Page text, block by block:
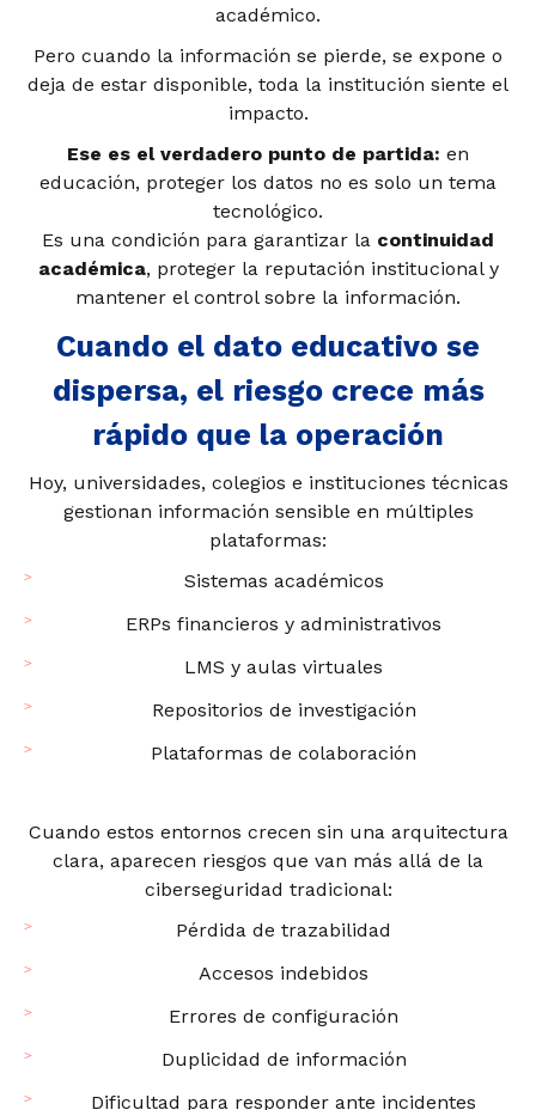
académico.
Pero cuando la información se pierde, se expone o
deja de estar disponible, toda la institución siente el
impacto.
Ese es el verdadero punto de partida: en
educación, proteger los datos no es solo un tema
tecnológico.
Es una condición para garantizar la continuidad
académica, proteger la reputación institucional y
mantener el control sobre la información.
Cuando el dato educativo se
dispersa, el riesgo crece más
rápido que la operación
Hoy, universidades, colegios e instituciones técnicas
gestionan información sensible en múltiples
plataformas:
Sistemas académicos
ERPs financieros y administrativos
LMS y aulas virtuales
Repositorios de investigación
Plataformas de colaboración
Cuando estos entornos crecen sin una arquitectura
clara, aparecen riesgos que van más allá de la
ciberseguridad tradicional:
Pérdida de trazabilidad
Accesos indebidos
Errores de configuración
Duplicidad de información
Dificultad para responder ante incidentes